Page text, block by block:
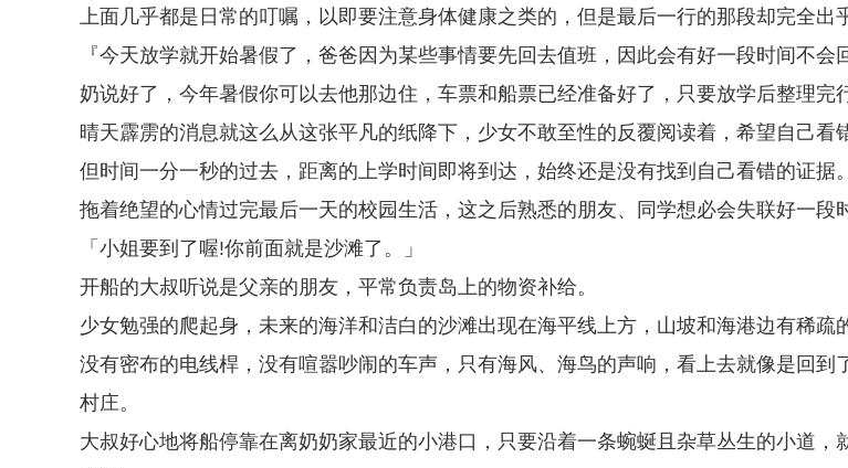
上面几乎都是日常的叮嘱，以即要注意身体健康之类的，但是最后一行的那段却完全出
『今天放学就开始暑假了，爸爸因为某些事情要先回去值班，因此会有好一段时间不会
奶说好了，今年暑假你可以去他那边住，车票和船票已经准备好了，只要放学后整理完
晴天霹雳的消息就这么从这张平凡的纸降下，少女不敢至性的反覆阅读着，希望自己看
但时间一分一秒的过去，距离的上学时间即将到达，始终还是没有找到自己看错的证据。
拖着绝望的心情过完最后一天的校园生活，这之后熟悉的朋友、同学想必会失联好一段
「小姐要到了喔!你前面就是沙滩了。」
开船的大叔听说是父亲的朋友，平常负责岛上的物资补给。
少女勉强的爬起身，未来的海洋和洁白的沙滩出现在海平线上方，山坡和海港边有稀疏
没有密布的电线桿，没有喧嚣吵闹的车声，只有海风、海鸟的声响，看上去就像是回到
村庄。
大叔好心地将船停靠在离奶奶家最近的小港口，只要沿着一条蜿蜒且杂草丛生的小道